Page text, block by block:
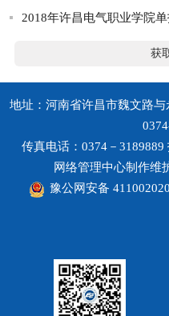
2018年许昌电气职业学院
获
地址：河南省许昌市魏文路
传真电话：0374－
网络管理中心制作维
豫公网安备